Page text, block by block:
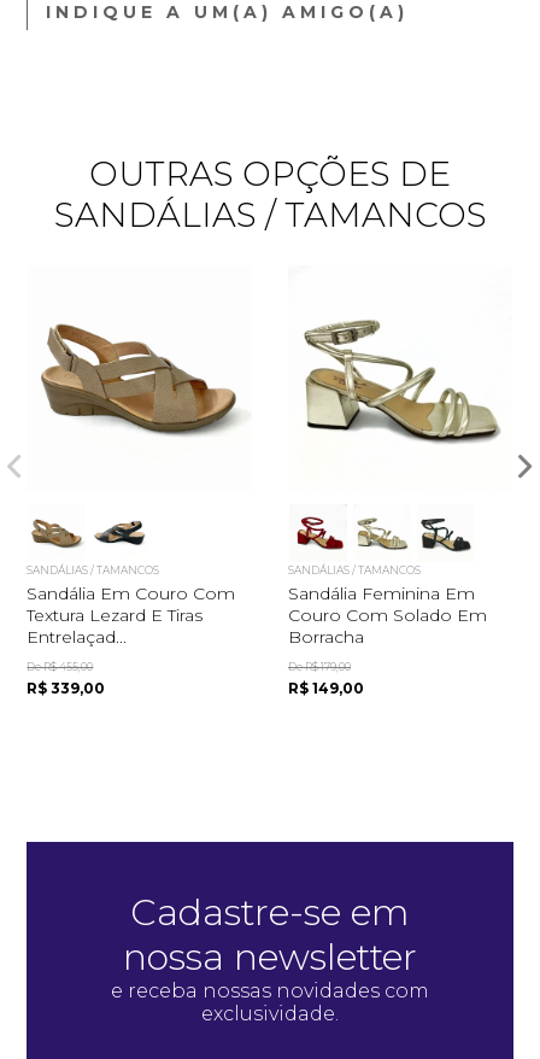
INDIQUE A UM(A) AMIGO(A)
OUTRAS OPÇÕES DE
SANDÁLIAS / TAMANCOS
SANDÁLIAS / TAMANCOS
Sandália Em Couro Com
Textura Lezard E Tiras
Entrelaçad...
De R$ 455,00
R$ 339,00
SANDÁLIAS / TAMANCOS
Sandália Feminina Em
Couro Com Solado Em
Borracha
De R$ 179,00
R$ 149,00
Cadastre-se em
nossa newsletter
e receba nossas novidades com
exclusividade.